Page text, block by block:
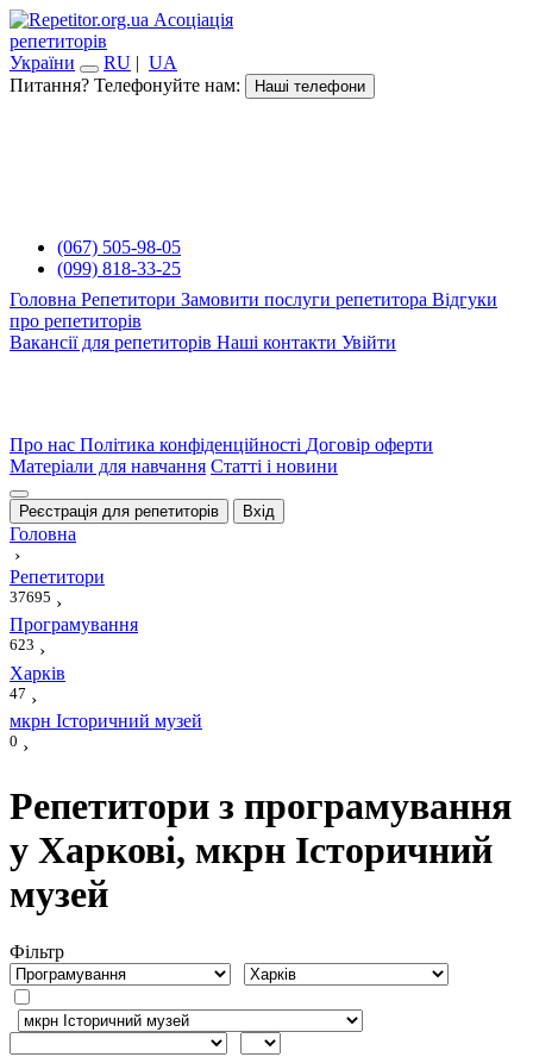
Асоціація
репетиторів
України
RU | UA
Питання? Телефонуйте нам:
Наші телефони
(067) 505-98-05
(099) 818-33-25
Головна Репетитори Замовити послуги репетитора Відгуки
про репетиторів
Вакансії для репетиторів Наші контакти Увійти
Про нас Політика конфіденційності Договір оферти
Матеріали для навчання Статті і новини
Реєстрація для репетиторів Вхід
Головна
›
Репетитори
37695 ›
Програмування
623 ›
Харків
47 ›
мкрн Історичний музей
0 ›
Репетитори з програмування
у Харкові, мкрн Історичний
музей
Фiльтр